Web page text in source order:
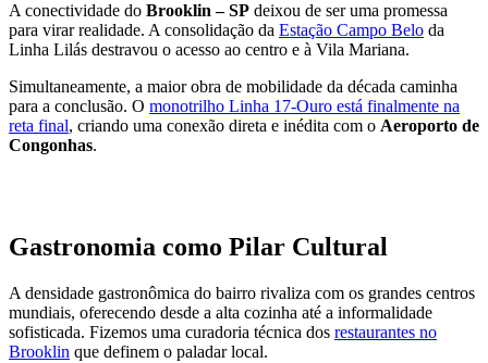
A conectividade do Brooklin – SP deixou de ser uma promessa
para virar realidade. A consolidação da Estação Campo Belo da
Linha Lilás destravou o acesso ao centro e à Vila Mariana.
Simultaneamente, a maior obra de mobilidade da década caminha
para a conclusão. O monotrilho Linha 17-Ouro está finalmente na
reta final, criando uma conexão direta e inédita com o Aeroporto de
Congonhas.
Gastronomia como Pilar Cultural
A densidade gastronômica do bairro rivaliza com os grandes centros
mundiais, oferecendo desde a alta cozinha até a informalidade
sofisticada. Fizemos uma curadoria técnica dos restaurantes no
Brooklin que definem o paladar local.